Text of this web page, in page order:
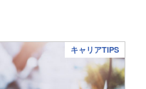
キャリアTIPS